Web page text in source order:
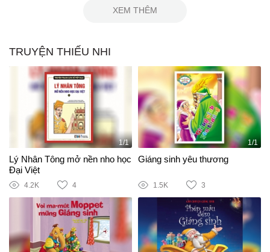
XEM THÊM
TRUYỆN THIẾU NHI
1/1
Lý Nhân Tông mở nền nho học
Đại Việt
4.2K 4
1/1
Giáng sinh yêu thương
1.5K 3